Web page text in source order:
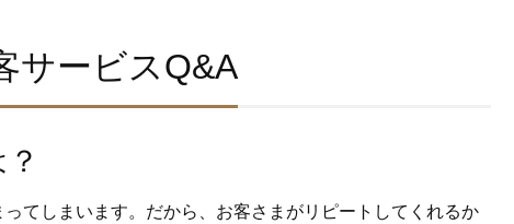
サービスQ&A
てしまいます。だから、お客さまがリピートしてくれるか